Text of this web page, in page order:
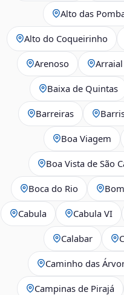
Alto das
Alto do Coqueirinho
Arenoso
Baixa de Quintas
Barreiras
Boa Viagem
Boa Vista de São
Boca do Rio
Cabula Cabula VI
Calabar
Caminho das
Campinas de Pirajá